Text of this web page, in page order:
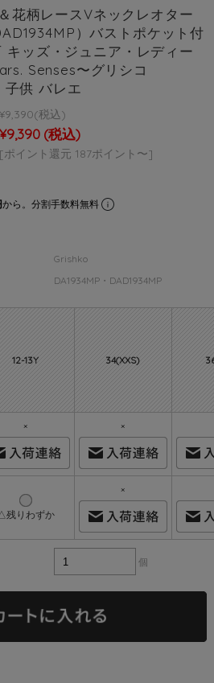
花柄レースVネックレオター
）バストポケット付
キッズ・ジュニア・レディー
Senses〜グリシコ
供 バレエ
¥9,390(税込)
¥9,390 (税込)
[ポイント還元 187ポイント〜]
から。分割手数料無料
Grishko
DA1934MP・DAD1934MP
12-13Y 34(XXS)
× ×
残りわずか
×
個